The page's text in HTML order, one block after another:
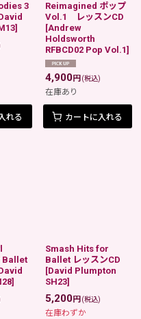
3
]
れる
Reimagined ポップ
Vol.1 レッスンCD
[Andrew
Holdsworth
RFBCD02 Pop Vol.1]
4,900円 (税込)
在庫あり
カートに入れる
Ballet
]
Smash Hits for
Ballet レッスンCD
[David Plumpton
SH23]
5,200円 (税込)
在庫わずか